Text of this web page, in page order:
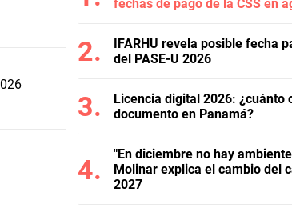
fechas de pago de la CSS en
IFARHU revela posible fecha
del PASE-U 2026
Licencia digital 2026: ¿cuánto
documento en Panamá?
"En diciembre no hay
Molinar explica el cambio del
2027